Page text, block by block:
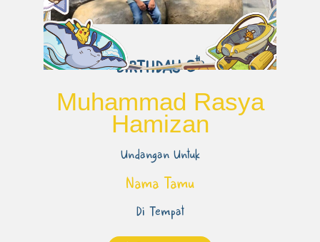
BIRTHDAY 8th
Muhammad Rasya
Hamizan
Undangan Untuk
Nama Tamu
Di Tempat